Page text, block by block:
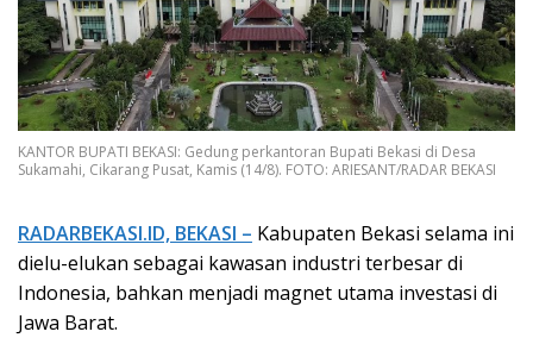
KANTOR BUPATI BEKASI: Gedung perkantoran Bupati Bekasi di Desa
Sukamahi, Cikarang Pusat, Kamis (14/8). FOTO: ARIESANT/RADAR BEKASI
RADARBEKASI.ID, BEKASI – Kabupaten Bekasi selama ini
dielu-elukan sebagai kawasan industri terbesar di
Indonesia, bahkan menjadi magnet utama investasi di
Jawa Barat.